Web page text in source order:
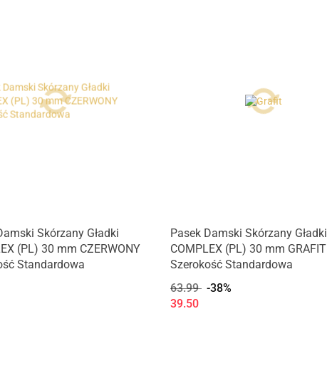
Skórzany Gładki
(PL) 30 mm CZERWONY
Standardowa
Pasek Damski Skórzany Gładki
COMPLEX (PL) 30 mm GRAFIT
Szerokość Standardowa
63.99 -38%
39.50